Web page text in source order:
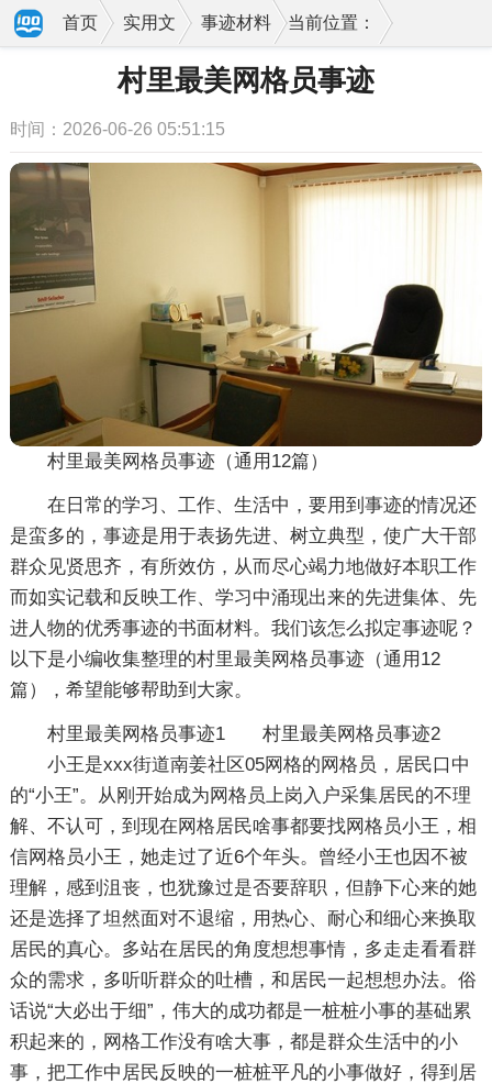
当前位置：
首页 实用文 事迹材料
村里最美网格员事迹
时间：2026-06-26 05:51:15
村里最美网格员事迹（通用12篇）
在日常的学习、工作、生活中，要用到事迹的情况还
是蛮多的，事迹是用于表扬先进、树立典型，使广大干部
群众见贤思齐，有所效仿，从而尽心竭力地做好本职工作
而如实记载和反映工作、学习中涌现出来的先进集体、先
进人物的优秀事迹的书面材料。我们该怎么拟定事迹呢？
以下是小编收集整理的村里最美网格员事迹（通用12
篇），希望能够帮助到大家。
村里最美网格员事迹1
小王是xxx街道南姜社区05网格的网格员，居民口中
的“小王”。从刚开始成为网格员上岗入户采集居民的不理
解、不认可，到现在网格居民啥事都要找网格员小王，相
信网格员小王，她走过了近6个年头。曾经小王也因不被
理解，感到沮丧，也犹豫过是否要辞职，但静下心来的她
还是选择了坦然面对不退缩，用热心、耐心和细心来换取
居民的真心。多站在居民的角度想想事情，多走走看看群
众的需求，多听听群众的吐槽，和居民一起想想办法。俗
话说“大必出于细”，伟大的成功都是一桩桩小事的基础累
积起来的，网格工作没有啥大事，都是群众生活中的小
事，把工作中居民反映的一桩桩平凡的小事做好，得到居
村里最美网格员事迹2